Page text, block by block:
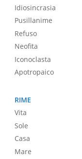
Idiosincrasia
Pusillanime
Refuso
Neofita
Iconoclasta
Apotropaico
RIME
Vita
Sole
Casa
Mare